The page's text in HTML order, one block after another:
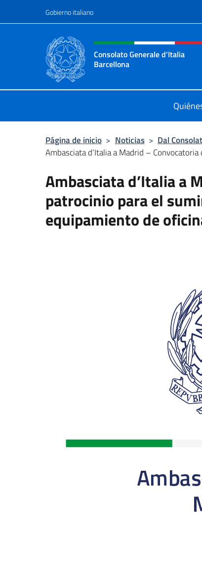
Gobierno italiano
Encabezado del sitio
Consolato Generale d'Italia
Barcellona
Página de inicio > Noticias > Dal
Ambasciata d’Italia a Madrid –
Ambasciata d’Italia a
patrocinio para el
equipamiento de